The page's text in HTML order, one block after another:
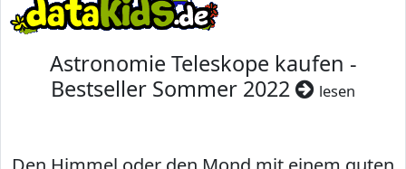
Astronomie Teleskope kaufen -
Bestseller Sommer 2022
lesen